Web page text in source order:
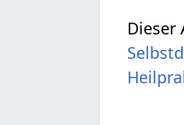
Dieser